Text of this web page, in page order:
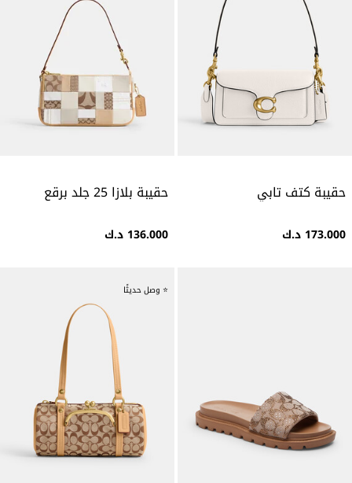
حقيبة كتف تابي
173.000 د.ك
حقيبة بلازا 25 جلد برقع
136.000 د.ك
⭐ وصل حديثًا